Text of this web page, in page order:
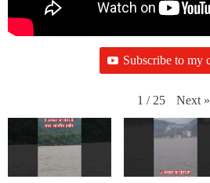
Subscribe to my
1 / 25 Next »